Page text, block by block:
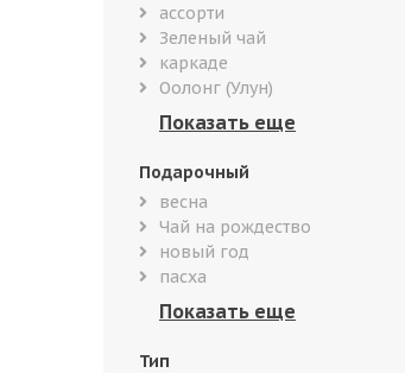
ассорти
Зеленый чай
каркаде
Оолонг (Улун)
Подарочный
весна
Чай на рождество
новый год
пасха
Тип